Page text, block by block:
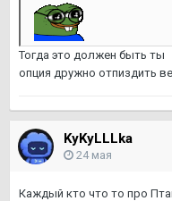
Тогда это должен быть ты
опция дружно отпиздить
KyKyLLLka
24 мая
Каждый кто что то про